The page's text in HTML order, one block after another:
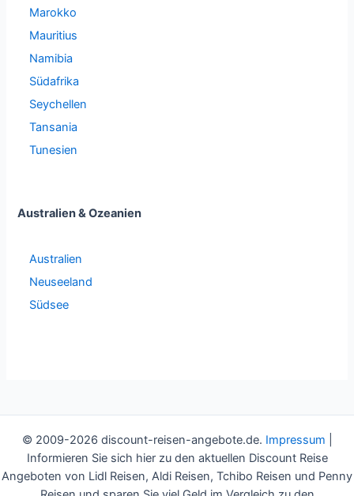
Marokko
Mauritius
Namibia
Südafrika
Seychellen
Tansania
Tunesien
Australien & Ozeanien
Australien
Neuseeland
Südsee
© 2009-2026 discount-reisen-angebote.de. Impressum
Informieren Sie sich hier zu den aktuellen Discount Reise
Angeboten von Lidl Reisen, Aldi Reisen, Tchibo Reisen und Penny